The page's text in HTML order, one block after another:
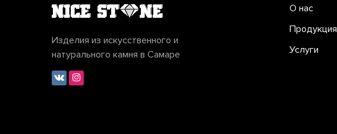
Изделия из искусственного и
натурального камня в Самаре
О нас
Продукция
Услуги